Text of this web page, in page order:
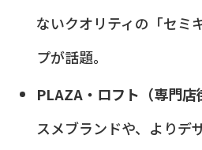
ないクオリティの「セミ
プが話題。
PLAZA・ロフト（専門店
スメブランドや、よりデ